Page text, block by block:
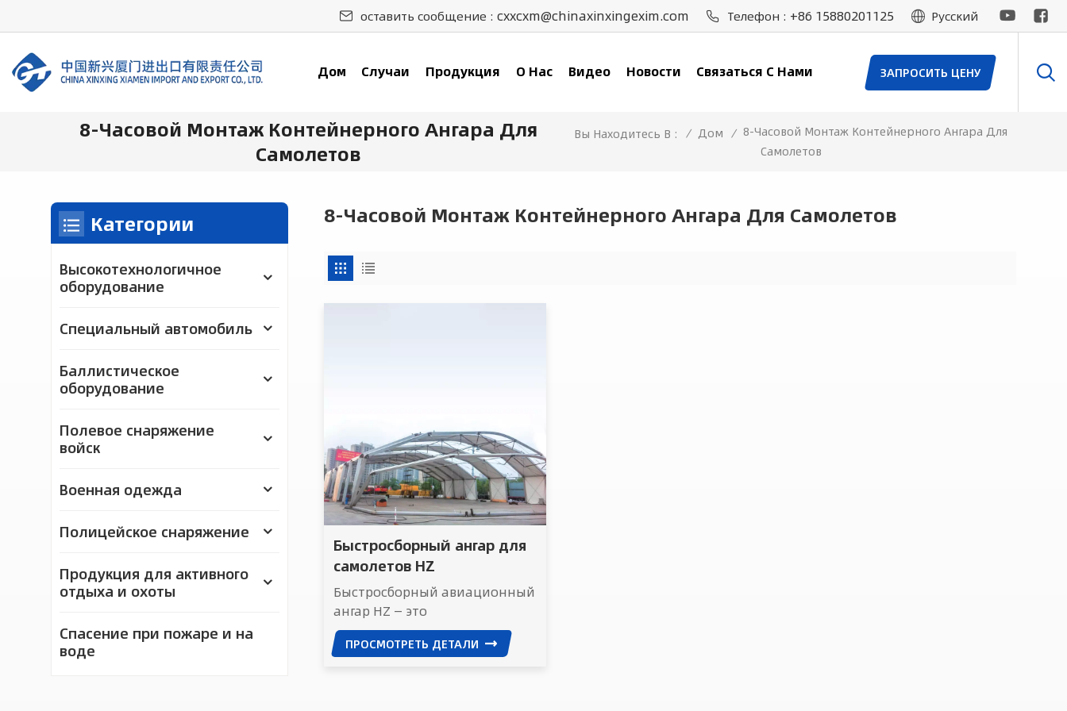
оставить сообщение : cxxcxm@chinaxinxingexim.com Телефон : +86 15880201125 Русский
Дом Случаи Продукция О Нас Видео Новости Связаться С Нами ЗАПРОСИТЬ ЦЕНУ
8-Часовой Монтаж Контейнерного Ангара Для
Самолетов
Вы Находитесь В : / Дом / 8-Часовой Монтаж Контейнерного Ангара Для
Самолетов
8-Часовой Монтаж Контейнерного Ангара Для Самолетов
Быстросборный ангар для
самолетов HZ
Быстросборный авиационный
ангар HZ — это
специализированное
модульное хранилище и
ПРОСМОТРЕТЬ ДЕТАЛИ
Категории
Высокотехнологичное
оборудование
Специальный автомобиль
Баллистическое
оборудование
Полевое снаряжение
войск
Военная одежда
Полицейское снаряжение
Продукция для активного
отдыха и охоты
Спасение при пожаре и на
воде